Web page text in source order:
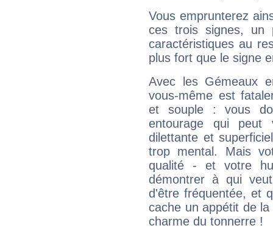
Vous emprunterez
ces trois signes, un
caractéristiques au
plus fort que le signe
Avec les Gémeaux
vous-même est
et souple : vous
entourage qui
dilettante et
trop mental. Mais
qualité - et votre
démontrer à qui
d'être fréquentée, et
cache un appétit de
charme du tonnerre !